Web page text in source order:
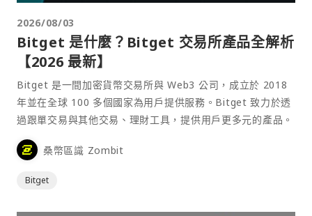
2026/08/03
Bitget 是什麼？Bitget 交易所產品全解析
【2026 最新】
Bitget 是一間加密貨幣交易所與 Web3 公司，成立於 2018
年並在全球 100 多個國家為用戶提供服務。Bitget 致力於透
過跟單交易與其他交易、理財工具，提供用戶更多元的產品。
桑幣區識 Zombit
Bitget